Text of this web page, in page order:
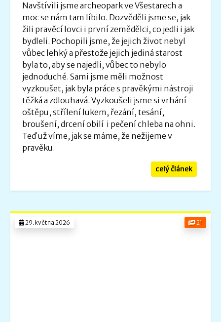
Navštívili jsme archeopark ve Všestarech a
moc se nám tam líbilo. Dozvěděli jsme se, jak
žili pravěcí lovci i první zemědělci, co jedli i jak
bydleli. Pochopili jsme, že jejich život nebyl
vůbec lehký a přestože jejich jediná starost
byla to, aby se najedli, vůbec to nebylo
jednoduché. Sami jsme měli možnost
vyzkoušet, jak byla práce s pravěkými nástroji
těžká a zdlouhavá. Vyzkoušeli jsme si vrhání
oštěpu, střílení lukem, řezání, tesání,
broušení, drcení obilí i pečení chleba na ohni.
Teď už víme, jak se máme, že nežijeme v
pravěku.
celý článek
21
29.května 2026